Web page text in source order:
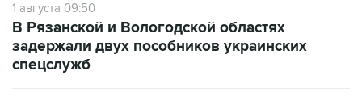
1 августа 09:50
В Рязанской и Вологодской областях
задержали двух пособников украинских
спецслужб